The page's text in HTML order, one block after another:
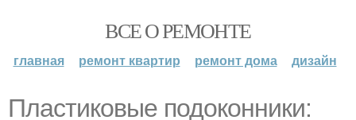
ВСЕ О РЕМОНТЕ
главная ремонт квартир ремонт дома дизайн
Пластиковые подоконники: